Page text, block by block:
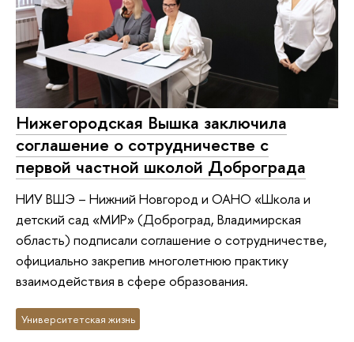
Нижегородская Вышка заключила
соглашение о сотрудничестве с
первой частной школой Доброграда
НИУ ВШЭ – Нижний Новгород и ОАНО «Школа и
детский сад «МИР» (Доброград, Владимирская
область) подписали соглашение о сотрудничестве,
официально закрепив многолетнюю практику
взаимодействия в сфере образования.
Университетская жизнь